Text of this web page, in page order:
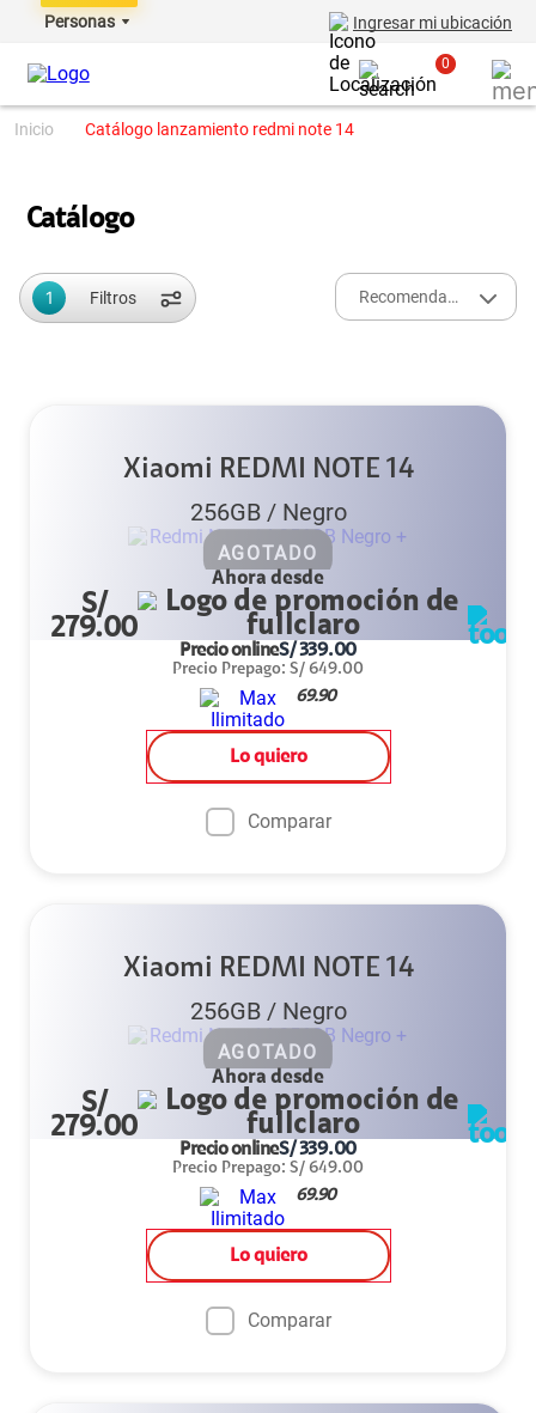
Personas Ingresar mi ubicación
0
catálogo lanzamiento redmi note 14
Catálogo
1 Filtros Recomendados
Xiaomi REDMI NOTE 14
256GB/ Negro
AGOTADO
Ahora desde
S/
279.00
Precio onlineS/339.00
Precio Prepago: S/ 649.00
69.90
Lo quiero
Comparar
Xiaomi REDMI NOTE 14
256GB/ Negro
AGOTADO
Ahora desde
S/
279.00
Precio onlineS/339.00
Precio Prepago: S/ 649.00
69.90
Lo quiero
Comparar